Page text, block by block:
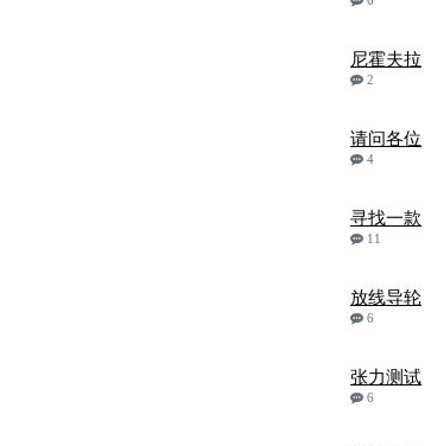
尼霍夫拉
2
请问各位
4
寻找一款
11
放线导轮
6
张力测试
6